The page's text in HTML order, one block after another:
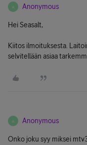
A Anonymous
Hei Seasalt,
Kiitos ilmoituksesta.
selvitellään asiaa
A Anonymous
Onko joku syy miksei